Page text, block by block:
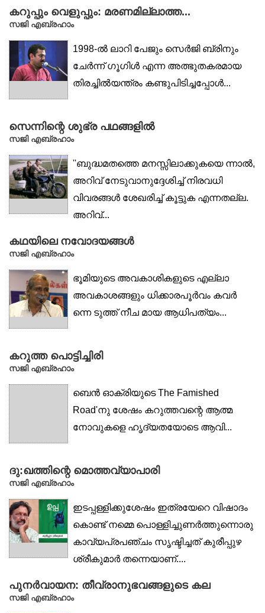
കറുപ്പും വെളുപ്പും: മരണമില്ലാത്ത...
സജി എബ്രഹാം
1998-ൽ ലാറി പേജും സെർജി ബ്രിനും
ചേർന്ന് ഗൂഗിൾ എന്ന അത്ഭുതകരമായ
തിരച്ചിൽയന്ത്രം കണ്ടുപിടിച്ചപ്പോൾ...
സെന്നിന്റെ ശുഭ്ര പഥങ്ങളിൽ
സജി എബ്രഹാം
''ബുദ്ധമതത്തെ മനസ്സിലാക്കുകയെ ന്നാൽ,
അറിവ് നേടുവാനുദ്ദേശിച്ച് നിരവധി
വിവരങ്ങൾ ശേഖരിച്ച് കൂട്ടുക എന്നതല്ല.
അറിവ്...
കഥയിലെ നവോദയങ്ങൾ
സജി എബ്രഹാം
ഭൂമിയുടെ അവകാശികളുടെ എല്ലാ
അവകാശങ്ങളും ധിക്കാരപൂർവം കവർ
ന്നെ ടുത്ത് നീച മായ ആധിപത്യം...
കറുത്ത പൊട്ടിച്ചിരി
സജി എബ്രഹാം
ബെൻ ഓക്രിയുടെ The Famished
Road'നു ശേഷം കറുത്തവന്റെ ആത്മ
നോവുകളെ ഹൃദ്യതയോടെ ആവി...
ദു:ഖത്തിന്റെ മൊത്തവ്യാപാരി
സജി എബ്രഹാം
ഇടപ്പള്ളിക്കുശേഷം ഇത്രയേറെ വിഷാദം
കൊണ്ട് നമ്മെ പൊള്ളിച്ചുണർത്തുന്നൊരു
കാവ്യപ്രപഞ്ചം സൃഷ്ടിച്ചത് കുരീപ്പുഴ
ശ്രീകുമാർ തന്നെയാണ്....
പുനർവായന: തീവ്രാനുഭവങ്ങളുടെ കല
സജി എബ്രഹാം